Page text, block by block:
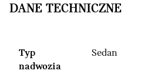
DANE TECHNICZNE
Typ
nadwozia
Sedan